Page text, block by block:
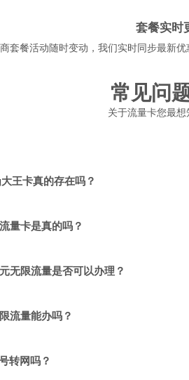
套餐实时
套餐活动随时变动，我们实时同步最新
常见问
关于流量卡您最
王卡真的存在吗？
量卡是真的吗？
无限流量是否可以办理？
流量能办吗？
转网吗？